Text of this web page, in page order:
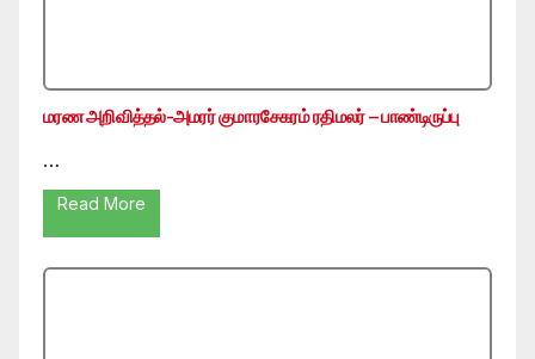
மரண அறிவித்தல்-அமரர் குமாரசேகரம் ரதிமலர் – பாண்டிருப்பு
…
Read More